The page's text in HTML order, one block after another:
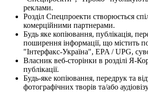
реклами.
Розділ Спецпроекти створюється
комерційними партнерами.
Будь яке копіювання, публікація,
поширення інформації, що містить
"Інтерфакс-Україна", EPA / UPG,
Власник веб-сторінки в розділі Я-
публікації.
Будь-яке копіювання, передрук та
фотографічних творів та/або